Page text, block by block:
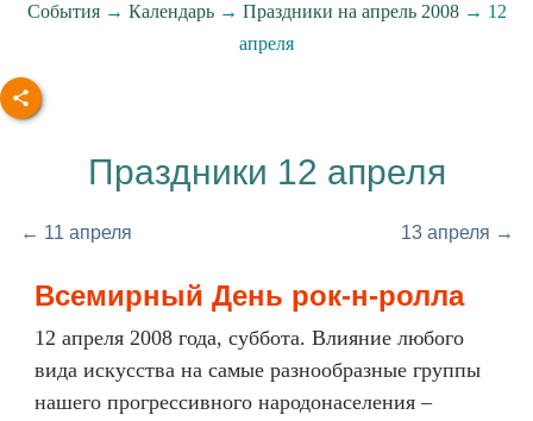
События→ Календарь→ Праздники на апрель 2008→ 12
апреля
Праздники 12 апреля
← 11 апреля 13 апреля →
Всемирный День рок-н-ролла
12 апреля 2008 года, суббота. Влияние любого
вида искусства на самые разнообразные группы
нашего прогрессивного народонаселения –